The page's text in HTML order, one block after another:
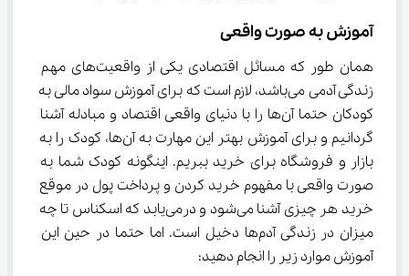
آموزش به صورت واقعی
همان طور که مسائل اقتصادی یکی از واقعیت‌های مهم
زندگی آدمی می‌باشد، لازم است که برای آموزش سواد مالی به
کودکان حتما آن‌ها را با دنیای واقعی اقتصاد و مبادله آشنا
گردانیم و برای آموزش بهتر این مهارت به آن‌ها، کودک را به
بازار و فروشگاه برای خرید ببریم. اینگونه کودک شما به
صورت واقعی با مفهوم خرید کردن و پرداخت پول در موقع
خرید هر چیزی آشنا می‌شود و درمی‌یابد که اسکناس تا چه
میزان در زندگی آدم‌ها دخیل است. اما حتما در حین این
آموزش موارد زیر را انجام دهید: